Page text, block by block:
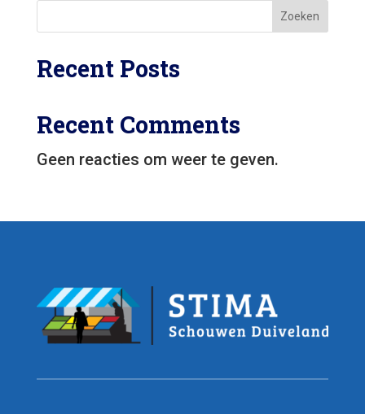
Zoeken
Recent Posts
Recent Comments
Geen reacties om weer te geven.